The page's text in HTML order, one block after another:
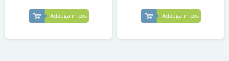
Adauga in cos Adauga in cos